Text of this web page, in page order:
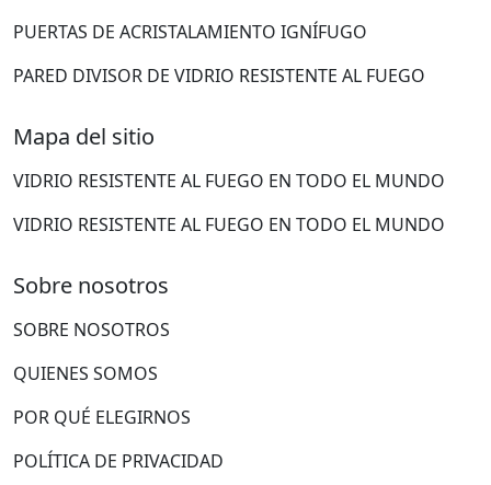
PUERTAS DE ACRISTALAMIENTO IGNÍFUGO
PARED DIVISOR DE VIDRIO RESISTENTE AL FUEGO
Mapa del sitio
VIDRIO RESISTENTE AL FUEGO EN TODO EL MUNDO
VIDRIO RESISTENTE AL FUEGO EN TODO EL MUNDO
Sobre nosotros
SOBRE NOSOTROS
QUIENES SOMOS
POR QUÉ ELEGIRNOS
POLÍTICA DE PRIVACIDAD